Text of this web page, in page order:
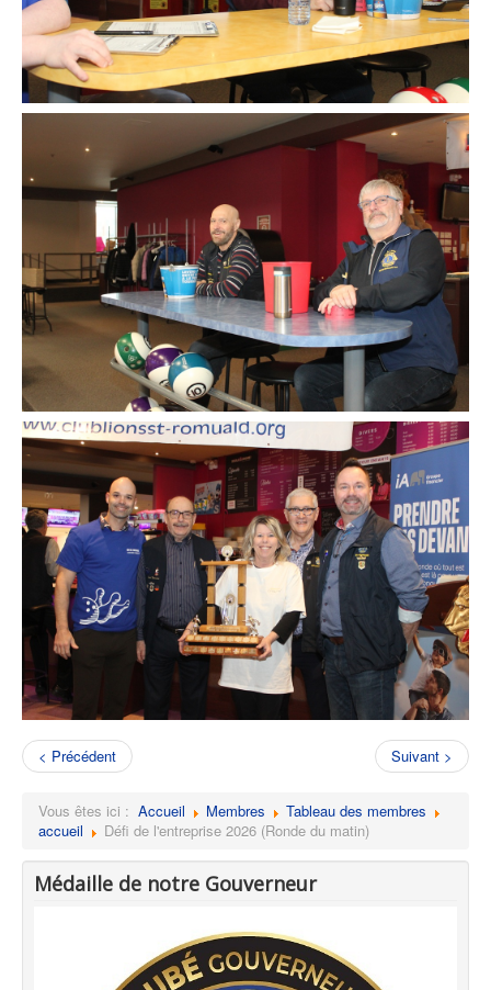
< Précédent Suivant >
Vous êtes ici : Accueil Membres
Tableau des membres
accueil
Défi de l'entreprise 2026 (Ronde du matin)
Médaille de notre Gouverneur